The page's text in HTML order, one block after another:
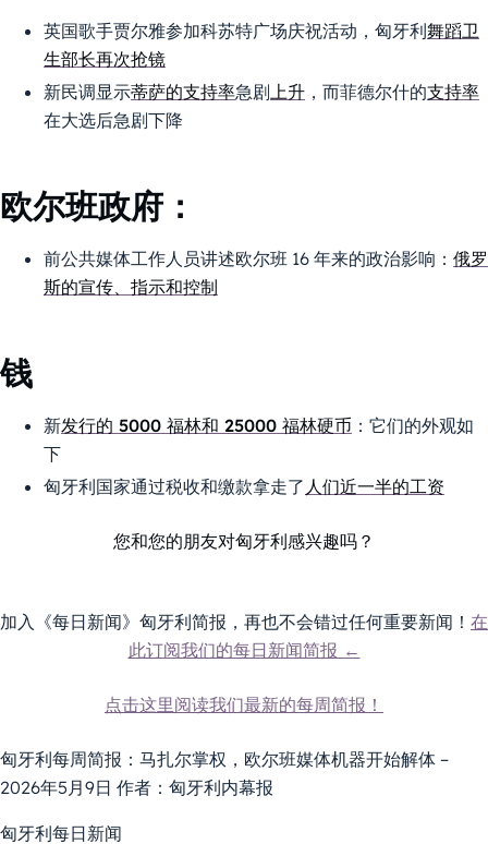
英国歌手贾尔雅参加科苏特广场庆祝活动，匈牙利舞蹈卫
生部长再次抢镜
新民调显示蒂萨的支持率急剧 上升 ，而菲德尔什的支持率
在大选后急剧下降
欧尔班政府：
前公共媒体工作人员讲述欧尔班 16 年来的政治影响： 俄罗
斯的宣传、指示和控制
钱
新发行的 5000 福林和 25000 福林硬币 ：它们的外观如
下
匈牙利国家通过税收和缴款拿走了 人们近一半的工资
您和您的朋友对匈牙利感兴趣吗？
加入《每日新闻》匈牙利简报，再也不会错过任何重要新闻！ 在
此订阅我们的每日新闻简报 ←
点击这里阅读我们最新的每周简报！
匈牙利每周简报：马扎尔掌权，欧尔班媒体机器开始解体 –
2026年5月9日 作者：匈牙利内幕报
匈牙利每日新闻